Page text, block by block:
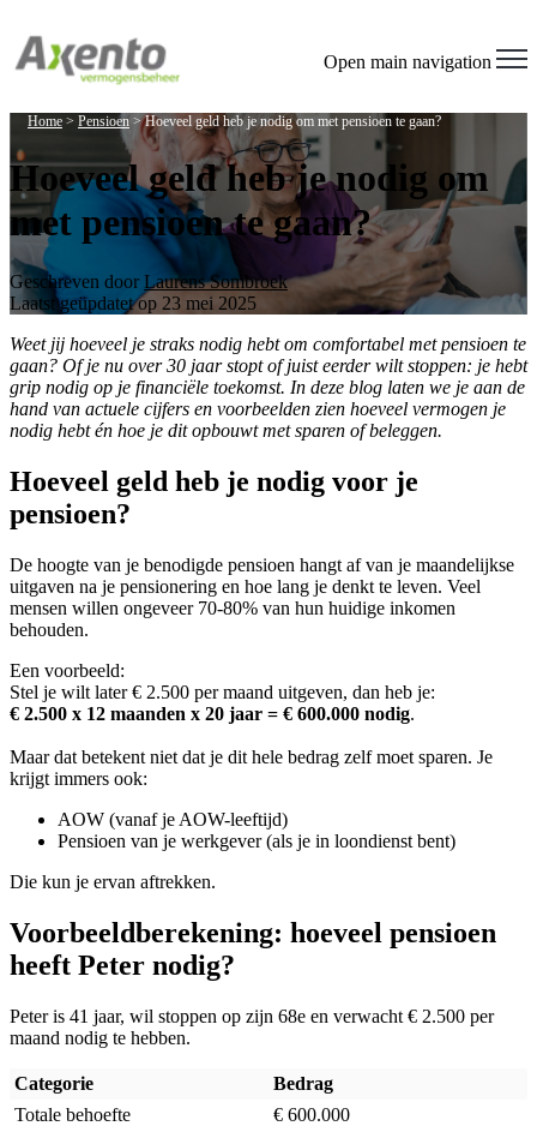
All
Accessibility
screen
reader.
To
start
the
All
in
One
Accessibility
screen
reader,
press
"Ctrl
+
This
shortcut
activates
screen
reader
to
help
navigate
and
interact
the
content.
Open main navigation
Home > Pensioen >Hoeveel geld heb je nodig om met pensioen te gaan?
Hoeveel geld heb je nodig om
met pensioen te gaan?
Geschreven door Laurens Sombroek
Laatst geüpdatet op 23 mei 2025
Weet jij hoeveel je straks nodig hebt om comfortabel met pensioen te
gaan? Of je nu over 30 jaar stopt of juist eerder wilt stoppen: je hebt
grip nodig op je financiële toekomst. In deze blog laten we je aan de
hand van actuele cijfers en voorbeelden zien hoeveel vermogen je
nodig hebt én hoe je dit opbouwt met sparen of beleggen.
Hoeveel geld heb je nodig voor je
pensioen?
De hoogte van je benodigde pensioen hangt af van je maandelijkse
uitgaven na je pensionering en hoe lang je denkt te leven. Veel
mensen willen ongeveer 70-80% van hun huidige inkomen
behouden.
Een voorbeeld:
Stel je wilt later € 2.500 per maand uitgeven, dan heb je:
€ 2.500 x 12 maanden x 20 jaar = € 600.000 nodig.
Maar dat betekent niet dat je dit hele bedrag zelf moet sparen. Je
krijgt immers ook:
AOW (vanaf je AOW-leeftijd)
Pensioen van je werkgever (als je in loondienst bent)
Die kun je ervan aftrekken.
Voorbeeldberekening: hoeveel pensioen
heeft Peter nodig?
Peter is 41 jaar, wil stoppen op zijn 68e en verwacht € 2.500 per
maand nodig te hebben.
Categorie
Bedrag
Totale behoefte
€ 600.000